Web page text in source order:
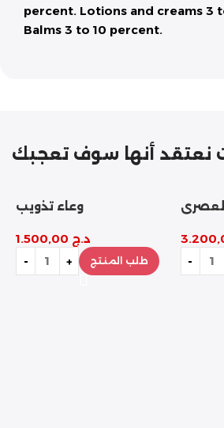
percent. Lotions and creams 3
Balms 3 to 10 percent.
نعتقد أنها سوف تعجبك
وعاء تذويب
د.ج
طلب المنتج